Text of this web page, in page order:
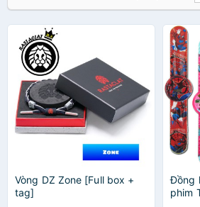
Vòng DZ Zone [Full box +
tag]
Đồng
phim